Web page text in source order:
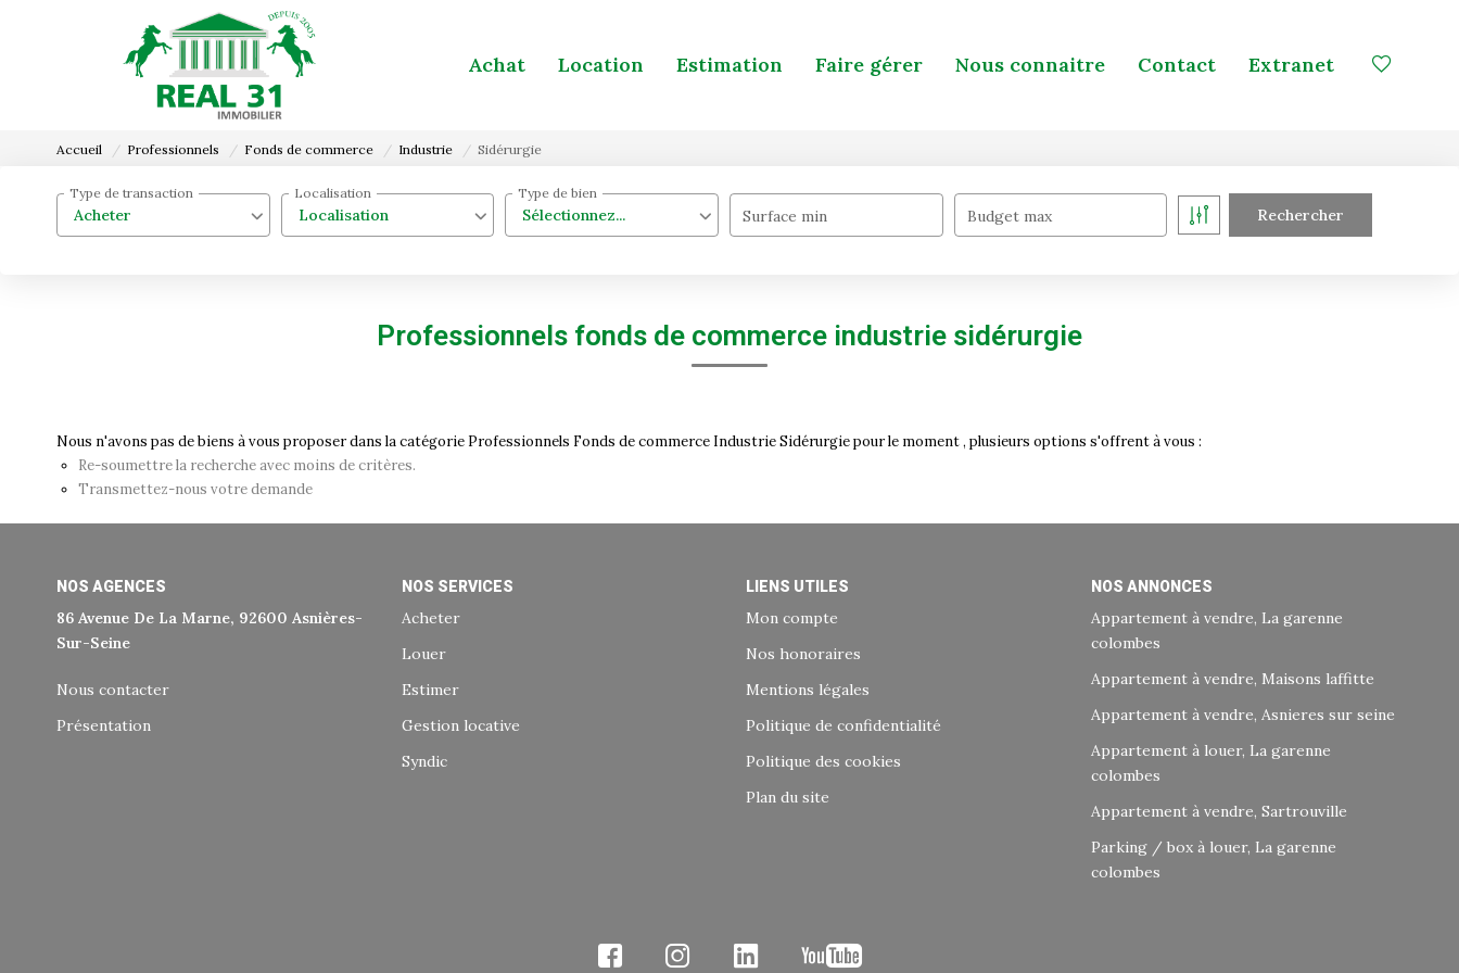
Achat Location Estimation Faire gérer Nous connaitre Contact Extranet
Accueil Professionnels Fonds de commerce Industrie Sidérurgie
Acheter
Type de transaction
Localisation
Localisation
Sélectionnez...
Type de bien
Surface min Budget max
Professionnels fonds de commerce industrie sidérurgie
Nous n'avons pas de biens à vous proposer dans la catégorie Professionnels Fonds de commerce Industrie Sidérurgie pour le moment , plusieurs options s'offrent à vous :
Re-soumettre la recherche avec moins de critères.
Transmettez-nous votre demande
NOS AGENCES
86 Avenue De La Marne, 92600 Asnières-
Sur-Seine
Nous contacter
Présentation
NOS SERVICES
Acheter
Louer
Estimer
Gestion locative
Syndic
LIENS UTILES
Mon compte
Nos honoraires
Mentions légales
Politique de confidentialité
Politique des cookies
Plan du site
NOS ANNONCES
Appartement à vendre, La garenne
colombes
Appartement à vendre, Maisons laffitte
Appartement à vendre, Asnieres sur seine
Appartement à louer, La garenne
colombes
Appartement à vendre, Sartrouville
Parking / box à louer, La garenne
colombes